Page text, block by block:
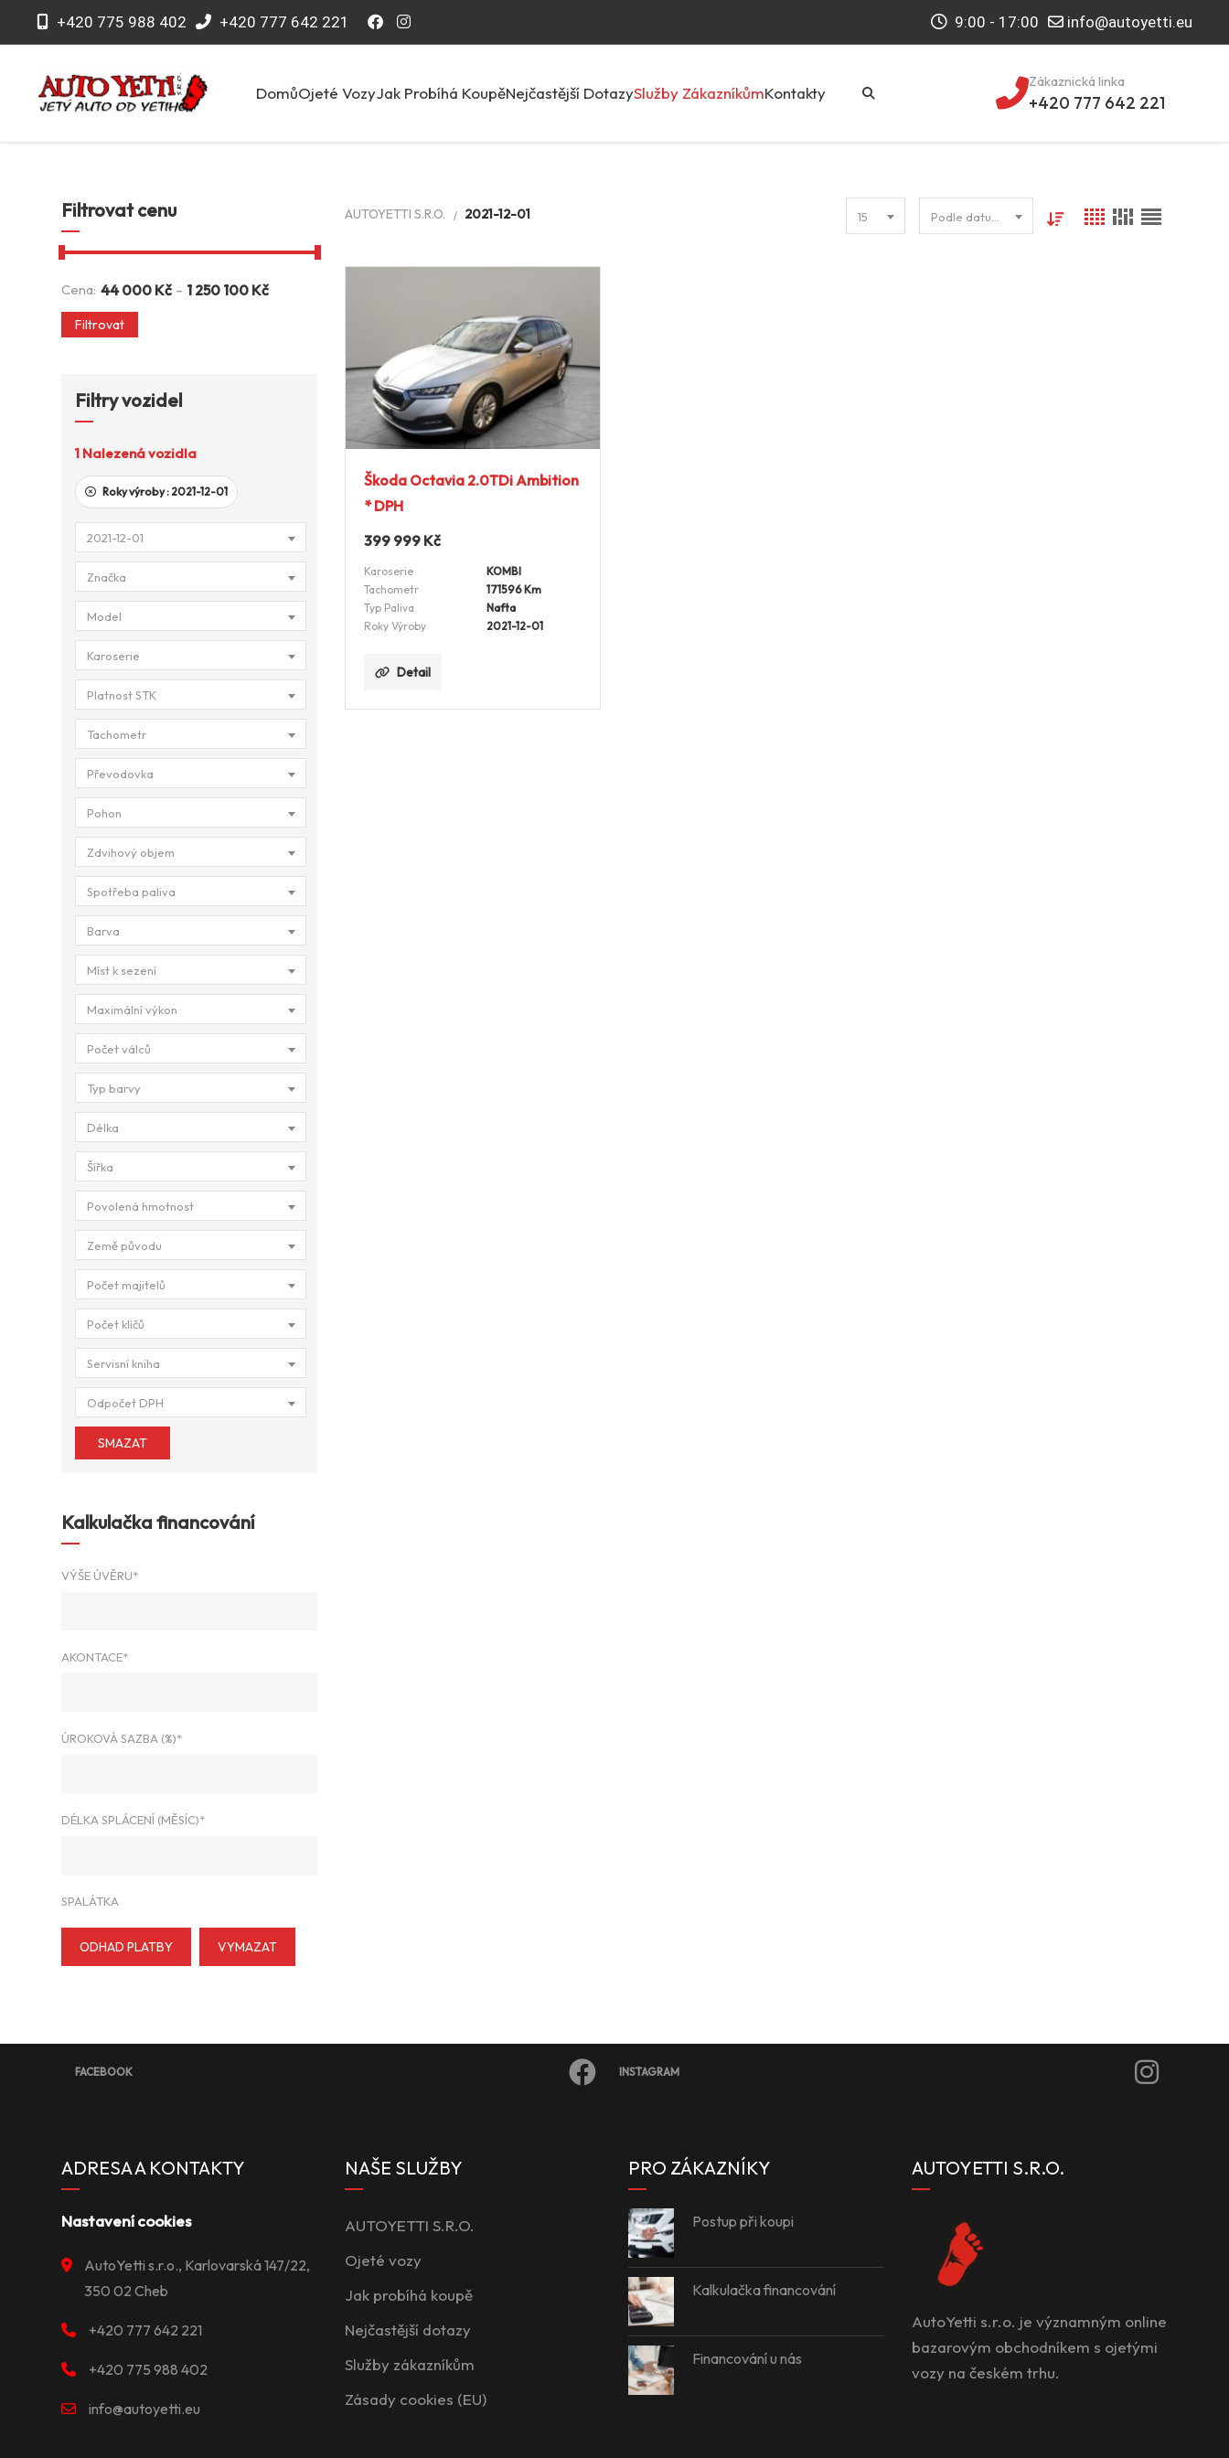
+420 775 988 402 +420 777 642 221 9:00 - 17:00 info@autoyetti.eu
DomůOjeté VozyJak Probíhá KoupěNejčastější DotazySlužby ZákazníkůmKontakty
Zákaznická linka
+420 777 642 221
Filtrovat cenu
Cena: 44 000 Kč - 1 250 100 Kč
Filtrovat
Filtry vozidel
1 Nalezená vozidla
Roky výroby : 2021-12-01
2021-12-01
Značka
Model
Karoserie
Platnost STK
Tachometr
Převodovka
Pohon
Zdvihový objem
Spotřeba paliva
Barva
Míst k sezení
Maximální výkon
Počet válců
Typ barvy
Délka
Šířka
Povolená hmotnost
Země původu
Počet majitelů
Počet klíčů
Servisní kniha
Odpočet DPH
SMAZAT
Kalkulačka financování
VÝŠE ÚVĚRU*
AKONTACE*
ÚROKOVÁ SAZBA (%)*
DÉLKA SPLÁCENÍ (MĚSÍC)*
SPALÁTKA
ODHAD PLATBY VYMAZAT
AUTOYETTI S.R.O. 2021-12-01 15
Škoda Octavia 2.0TDi Ambition
* DPH
399 999 Kč
Karoserie
KOMBI
Tachometr
171596 Km
Typ Paliva
Nafta
Roky Výroby
2021-12-01
Detail
FACEBOOK INSTAGRAM
ADRESA A KONTAKTY
Nastavení cookies
AutoYetti s.r.o., Karlovarská 147/22,
350 02 Cheb
+420 777 642 221
+420 775 988 402
info@autoyetti.eu
NAŠE SLUŽBY
AUTOYETTI S.R.O.
Ojeté vozy
Jak probíhá koupě
Nejčastější dotazy
Služby zákazníkům
Zásady cookies (EU)
PRO ZÁKAZNÍKY
Postup při koupi
Kalkulačka financování
Financování u nás
AUTOYETTI S.R.O.
AutoYetti s.r.o. je významným online
bazarovým obchodníkem s ojetými
vozy na českém trhu.